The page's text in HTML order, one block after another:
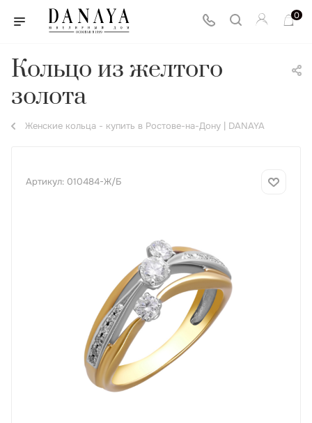
0
Кольцо из желтого
золота
Женские кольца - купить в Ростове-на-Дону | DANAYA
Артикул: 010484-Ж/Б